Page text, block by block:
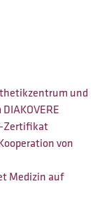
und
Zertifikat
von
Medizin auf